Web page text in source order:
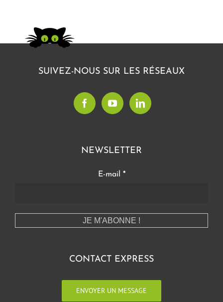
SUIVEZ-NOUS SUR LES RÉSEAUX
NEWSLETTER
E-mail *
CONTACT EXPRESS
ENVOYER UN MESSAGE